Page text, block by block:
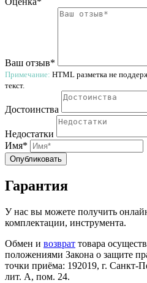
Ваш отзыв*
Примечание: HTML разметка не
текст.
Достоинства
Недостатки
Имя*
Опубликовать
Гарантия
У нас вы можете получить
комплектации, инструмента.
Обмен и возврат товара
положениями Закона о защите
точки приёма: 192019, г. Санкт-
лит. А, пом. 24.